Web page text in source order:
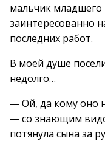
мальчик младшего
заинтересованно
последних работ.
В моей душе
недолго…
— Ой, да кому оно
— со знающим
потянула сына за